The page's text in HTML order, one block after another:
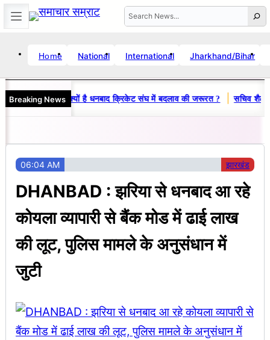
Skip
to
content
Search
Home National International Jharkhand/Bihar
Breaking News
विनय राज : जानें क्यों है धनबाद क्रिकेट संघ में बदलाव की जरूरत ? | सचिव शैलेंद्र
06:04 AM झारखंड
DHANBAD : झरिया से धनबाद आ रहे
कोयला व्यापारी से बैंक मोड में ढाई लाख
की लूट, पुलिस मामले के अनुसंधान में
जुटी